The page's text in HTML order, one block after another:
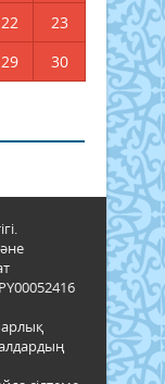
22
23
29
30